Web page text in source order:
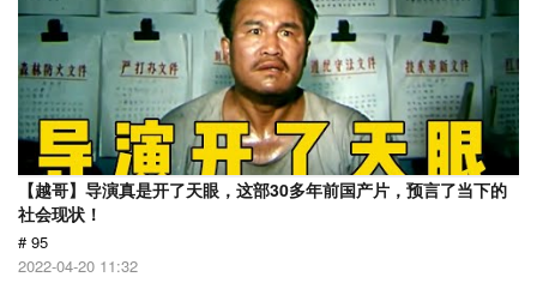
【越哥】导演真是开了天眼，这部30多年前国产片，预言了当下的
社会现状！
# 95
2022-04-20 11:32